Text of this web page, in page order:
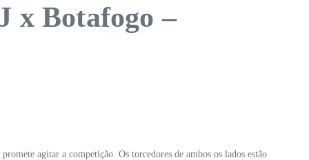
x Botafogo –
agitar a competição. Os torcedores de ambos os lados estão